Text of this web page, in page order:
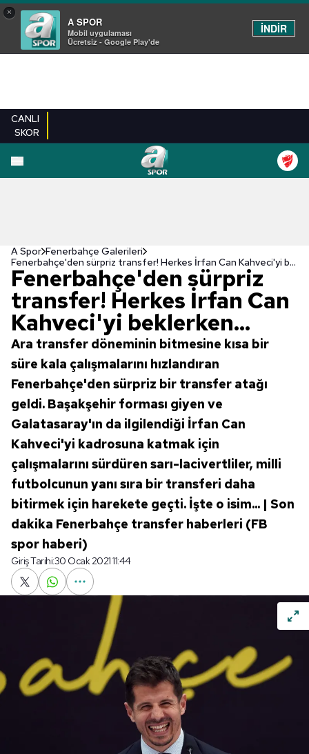
×
A SPOR
Mobil uygulaması
Ücretsiz - Google Play'de
İNDİR
CANLI
SKOR
EN YENILER
A Spor Fenerbahçe Galerileri
Fenerbahçe'den sürpriz transfer! Herkes İrfan Can Kahveci'yi beklerken...
Fenerbahçe'den sürpriz
transfer! Herkes İrfan Can
Kahveci'yi beklerken...
Ara transfer döneminin bitmesine kısa bir
süre kala çalışmalarını hızlandıran
Fenerbahçe'den sürpriz bir transfer atağı
geldi. Başakşehir forması giyen ve
Galatasaray'ın da ilgilendiği İrfan Can
Kahveci'yi kadrosuna katmak için
çalışmalarını sürdüren sarı-lacivertliler, milli
futbolcunun yanı sıra bir transferi daha
bitirmek için harekete geçti. İşte o isim... | Son
dakika Fenerbahçe transfer haberleri (FB
spor haberi)
Giriş Tarihi:30 Ocak 2021 11:44